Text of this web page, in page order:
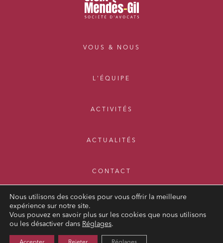
VOUS & NOUS
L'ÉQUIPE
ACTIVITÉS
ACTUALITÉS
CONTACT
MENTIONS LÉGALES
Nous utilisons des cookies pour vous offrir la meilleure
expérience sur notre site.
Vous pouvez en savoir plus sur les cookies que nous utilisons
ou les désactiver dans Réglages.